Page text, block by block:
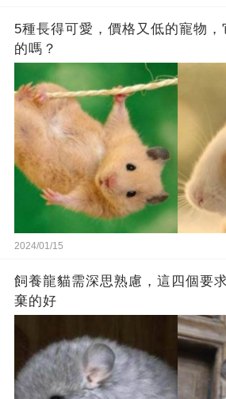
5種長得可愛，價格又低的寵物
的嗎？
2024/01/15
飼養龍貓需深思熟慮，這四個要
棄的好